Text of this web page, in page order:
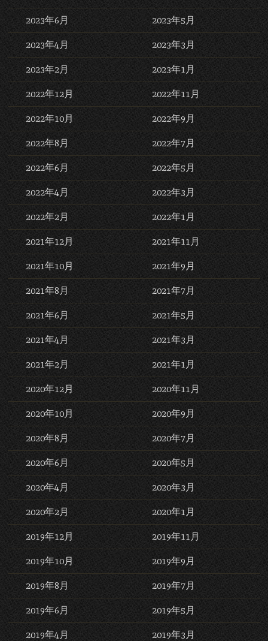
2023年6月 2023年5月
2023年4月 2023年3月
2023年2月 2023年1月
2022年12月 2022年11月
2022年10月 2022年9月
2022年8月 2022年7月
2022年6月 2022年5月
2022年4月 2022年3月
2022年2月 2022年1月
2021年12月 2021年11月
2021年10月 2021年9月
2021年8月 2021年7月
2021年6月 2021年5月
2021年4月 2021年3月
2021年2月 2021年1月
2020年12月 2020年11月
2020年10月 2020年9月
2020年8月 2020年7月
2020年6月 2020年5月
2020年4月 2020年3月
2020年2月 2020年1月
2019年12月 2019年11月
2019年10月 2019年9月
2019年8月 2019年7月
2019年6月 2019年5月
2019年4月 2019年3月